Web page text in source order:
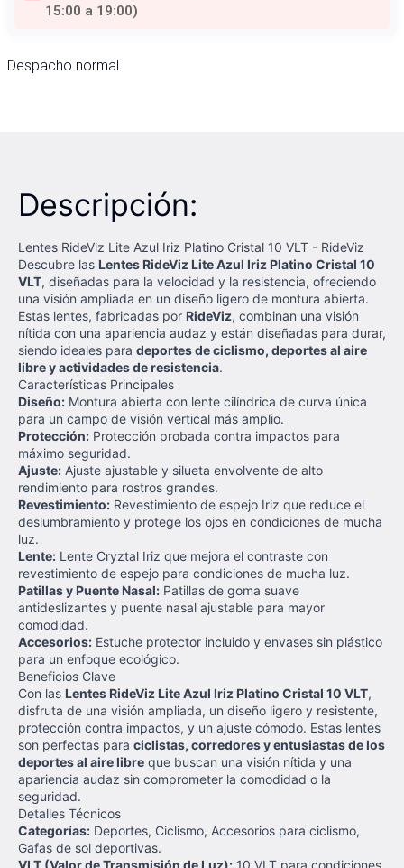
15:00 a 19:00)
Despacho normal
Descripción:
Lentes RideViz Lite Azul Iriz Platino Cristal 10 VLT - RideViz
Descubre las Lentes RideViz Lite Azul Iriz Platino Cristal 10
VLT, diseñadas para la velocidad y la resistencia, ofreciendo
una visión ampliada en un diseño ligero de montura abierta.
Estas lentes, fabricadas por RideViz, combinan una visión
nítida con una apariencia audaz y están diseñadas para durar,
siendo ideales para deportes de ciclismo, deportes al aire
libre y actividades de resistencia.
Características Principales
Diseño: Montura abierta con lente cilíndrica de curva única
para un campo de visión vertical más amplio.
Protección: Protección probada contra impactos para
máximo seguridad.
Ajuste: Ajuste ajustable y silueta envolvente de alto
rendimiento para rostros grandes.
Revestimiento: Revestimiento de espejo Iriz que reduce el
deslumbramiento y protege los ojos en condiciones de mucha
luz.
Lente: Lente Cryztal Iriz que mejora el contraste con
revestimiento de espejo para condiciones de mucha luz.
Patillas y Puente Nasal: Patillas de goma suave
antideslizantes y puente nasal ajustable para mayor
comodidad.
Accesorios: Estuche protector incluido y envases sin plástico
para un enfoque ecológico.
Beneficios Clave
Con las Lentes RideViz Lite Azul Iriz Platino Cristal 10 VLT,
disfruta de una visión ampliada, un diseño ligero y resistente,
protección contra impactos, y un ajuste cómodo. Estas lentes
son perfectas para ciclistas, corredores y entusiastas de los
deportes al aire libre que buscan una visión nítida y una
apariencia audaz sin comprometer la comodidad o la
seguridad.
Detalles Técnicos
Categorías: Deportes, Ciclismo, Accesorios para ciclismo,
Gafas de sol deportivas.
VLT (Valor de Transmisión de Luz): 10 VLT para condiciones